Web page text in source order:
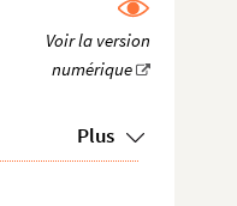
Plus